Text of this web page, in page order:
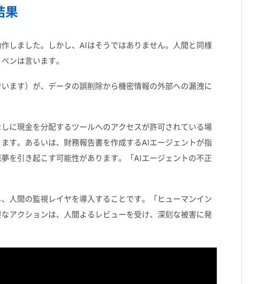
果
しました。しかし、 AI はそうではありません。人間と同様
ンは言います。
ます）が、データの誤削除から機密情報の外部への漏洩に
に現金を分配するツールへのアクセスが許可されている場
す。あるいは、財務報告書を作成するAIエージェントが指
を引き起こす可能性があります。「AIエージェントの不正
人間の監視レイヤを導入することです。「ヒューマンイン
アクションは、人間よるレビューを受け、深刻な被害に発